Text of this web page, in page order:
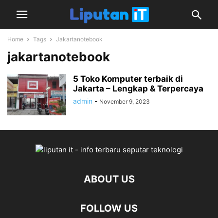
Home Tags Jakartanotebook
jakartanotebook
5 Toko Komputer terbaik di
Jakarta – Lengkap & Terpercaya
admin - November 9, 2023
ABOUT US
FOLLOW US